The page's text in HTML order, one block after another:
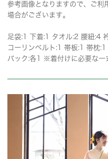
参考画像となりますので、ご利
場合がございます。
足袋:1 下着:1 タオル:2 腰紐:4
コーリンベルト:1 帯板:1 帯枕
バック:各1 ※着付けに必要な一